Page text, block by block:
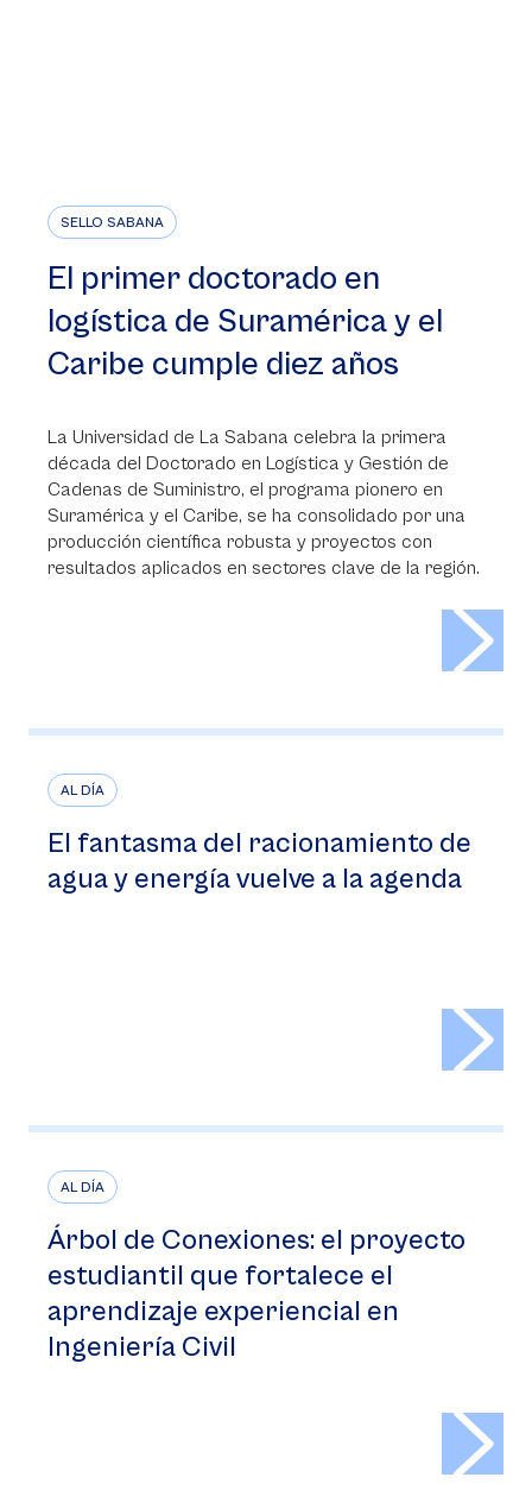
SELLO SABANA
El primer doctorado en
logística de Suramérica y el
Caribe cumple diez años
La Universidad de La Sabana celebra la primera
década del Doctorado en Logística y Gestión de
Cadenas de Suministro, el programa pionero en
Suramérica y el Caribe, se ha consolidado por una
producción científica robusta y proyectos con
resultados aplicados en sectores clave de la región.
AL DÍA
El fantasma del racionamiento de
agua y energía vuelve a la agenda
AL DÍA
Árbol de Conexiones: el proyecto
estudiantil que fortalece el
aprendizaje experiencial en
Ingeniería Civil